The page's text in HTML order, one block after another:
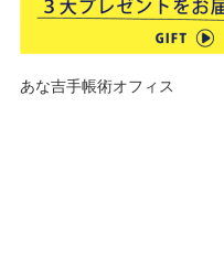
あな吉手帳術オフィス